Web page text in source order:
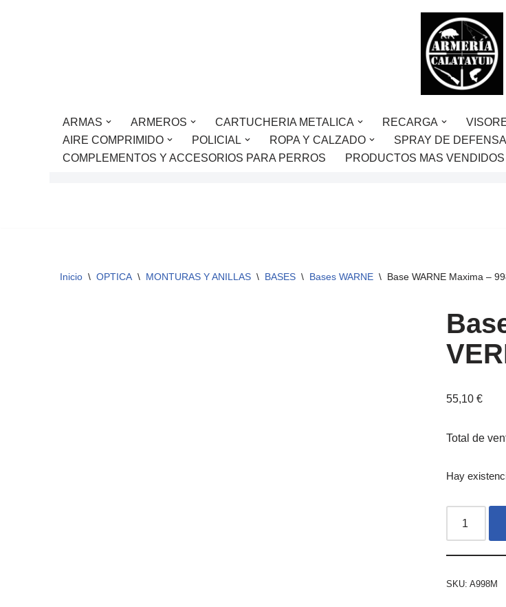
ARMAS ARMEROS CARTUCHERIA METALICA RECARGA
AIRE COMPRIMIDO
POLICIAL ROPA Y CALZADO SPRAY DE DEFENSA
COMPLEMENTOS Y ACCESORIOS PARA PERROS
PRODUCTOS MAS VENDIDOS
Inicio \ OPTICA \ MONTURAS Y ANILLAS \ BASES \ Bases WARNE \ Base WARNE Maxima –
55,10 €
Total de
Hay
SKU: A998M